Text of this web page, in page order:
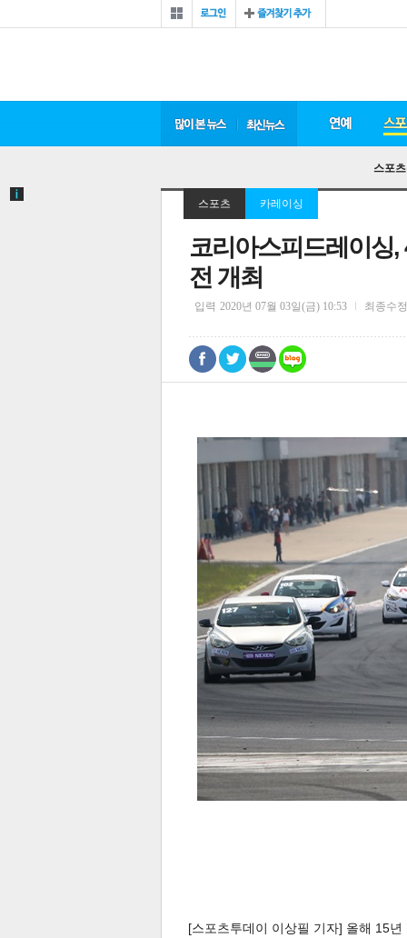
로그 즐겨찾기
많이 본 뉴스 최신 뉴스 연예
스포
스포츠 카레이싱
코리아스피드레이싱
전 개최
입력 2020년 07월 03일(금) 10:53 최종수정
페이 트위 밴드 네이
댓글
0
[스포츠투데이 이상필 기자] 올해 15